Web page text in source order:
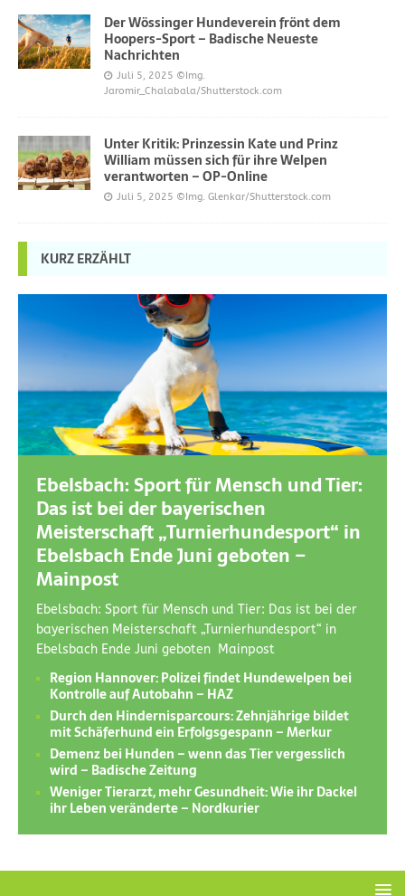
Der Wössinger Hundeverein frönt dem
Hoopers-Sport – Badische Neueste
Nachrichten
Juli 5, 2025 ©Img.
Jaromir_Chalabala/Shutterstock.com
Unter Kritik: Prinzessin Kate und Prinz
William müssen sich für ihre Welpen
verantworten – OP-Online
Juli 5, 2025 ©Img. Glenkar/Shutterstock.com
KURZ ERZÄHLT
Ebelsbach: Sport für Mensch und Tier:
Das ist bei der bayerischen
Meisterschaft „Turnierhundesport“ in
Ebelsbach Ende Juni geboten –
Mainpost
Ebelsbach: Sport für Mensch und Tier: Das ist bei der
bayerischen Meisterschaft „Turnierhundesport“ in
Ebelsbach Ende Juni geboten Mainpost
Region Hannover: Polizei findet Hundewelpen bei
Kontrolle auf Autobahn – HAZ
Durch den Hindernisparcours: Zehnjährige bildet
mit Schäferhund ein Erfolgsgespann – Merkur
Demenz bei Hunden – wenn das Tier vergesslich
wird – Badische Zeitung
Weniger Tierarzt, mehr Gesundheit: Wie ihr Dackel
ihr Leben veränderte – Nordkurier